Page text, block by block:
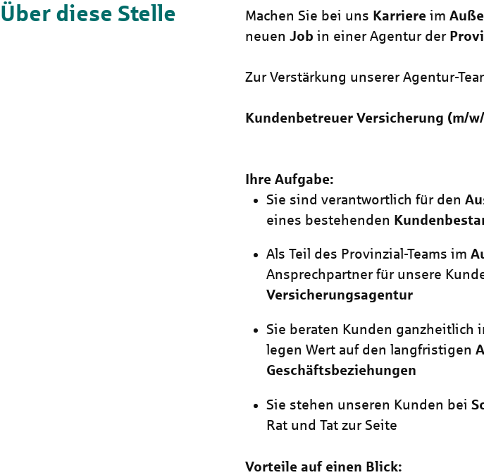
Über diese Stelle Machen Sie bei uns Karriereim
neuen Job in einer Agentur der
Zur Verstärkung unserer Agentur-
Kundenbetreuer Versicherung (m/
Ihre Aufgabe:
Sie sind verantwortlich für den
eines bestehenden
Als Teil des Provinzial-Teams im
Ansprechpartner für unsere
Versicherungsagentur
Sie beraten Kunden ganzheitlich
legen Wert auf den langfristigen
Geschäftsbeziehungen
Sie stehen unseren Kunden bei
Rat und Tat zur Seite
Vorteile auf einen Blick: